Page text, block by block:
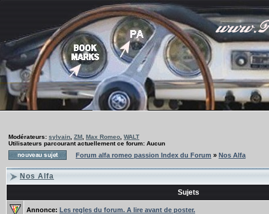
Modérateurs: sylvain ZM Max Romeo WALT
Utilisateurs parcourant actuellement ce forum: Aucun
Forum alfa romeo passion Index du Forum » Nos Alfa
Nos Alfa
Sujets
Annonce: Les regles du forum. A lire avant de poster.